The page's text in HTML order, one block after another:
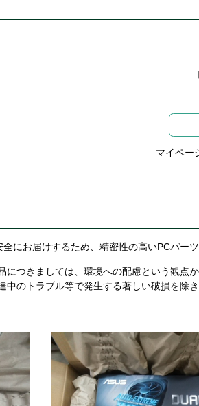
マイペー
にお届けするため、精密性の高いPCパー
につきましては、環境への配慮という観
中のトラブル等で発生する著しい破損を除